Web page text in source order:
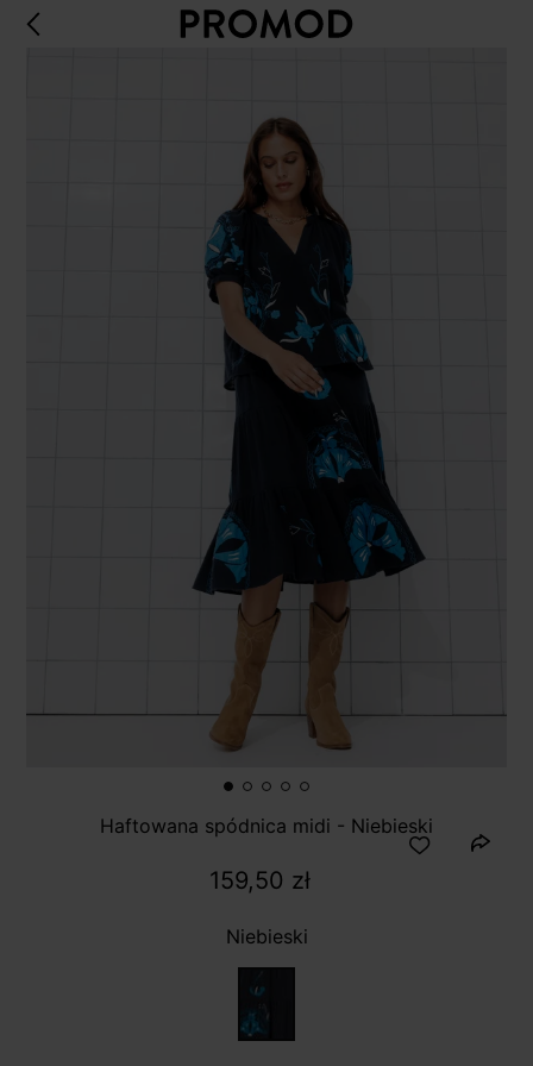
Haftowana spódnica midi - Niebieski
159,50 zł
Niebieski